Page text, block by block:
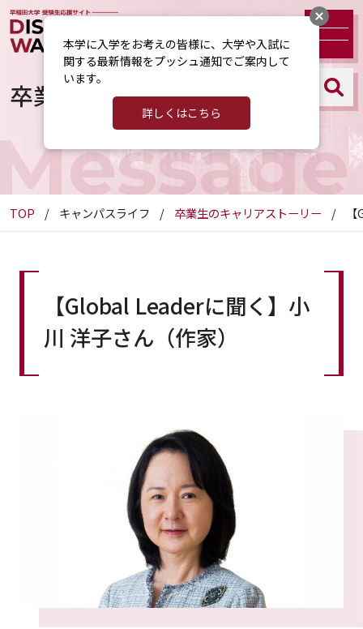
卒業生のキャリアストーリー
TOP キャンパスライフ 卒業生のキャリアストーリー
【Global Leaderに聞く】小
川 洋子さん（作家）
本学に入学をお考えの皆様に、大学や入試に
関する最新情報をプッシュ通知でご案内して
います。
詳しくはこちら